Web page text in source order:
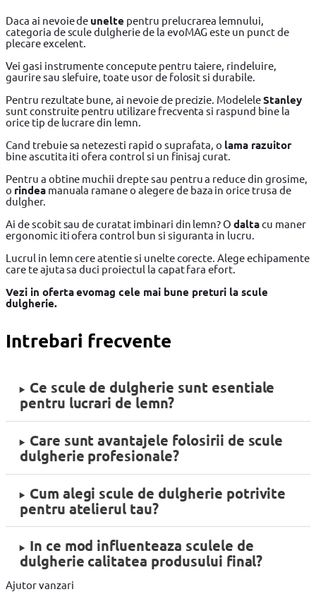
Daca ai nevoie de unelte pentru prelucrarea lemnului,
categoria de scule dulgherie de la evoMAG este un punct de
plecare excelent.
Vei gasi instrumente concepute pentru taiere, rindeluire,
gaurire sau slefuire, toate usor de folosit si durabile.
Pentru rezultate bune, ai nevoie de precizie. ModeleleStanley
sunt construite pentru utilizare frecventa si raspund bine la
orice tip de lucrare din lemn.
Cand trebuie sa netezesti rapid o suprafata, o lama razuitor
bine ascutita iti ofera control si un finisaj curat.
Pentru a obtine muchii drepte sau pentru a reduce din grosime,
o rindeamanuala ramane o alegere de baza in orice trusa de
dulgher.
Ai de scobit sau de curatat imbinari din lemn? Odaltacu maner
ergonomic iti ofera control bun si siguranta in lucru.
Lucrul in lemn cere atentie si unelte corecte. Alege echipamente
care te ajuta sa duci proiectul la capat fara efort.
Vezi in oferta evomag cele mai bune preturi la scule
dulgherie.
Intrebari frecvente
Ce scule de dulgherie sunt esentiale
pentru lucrari de lemn?
Care sunt avantajele folosirii de scule
dulgherie profesionale?
Cum alegi scule de dulgherie potrivite
pentru atelierul tau?
In ce mod influenteaza sculele de
dulgherie calitatea produsului final?
Ajutor vanzari